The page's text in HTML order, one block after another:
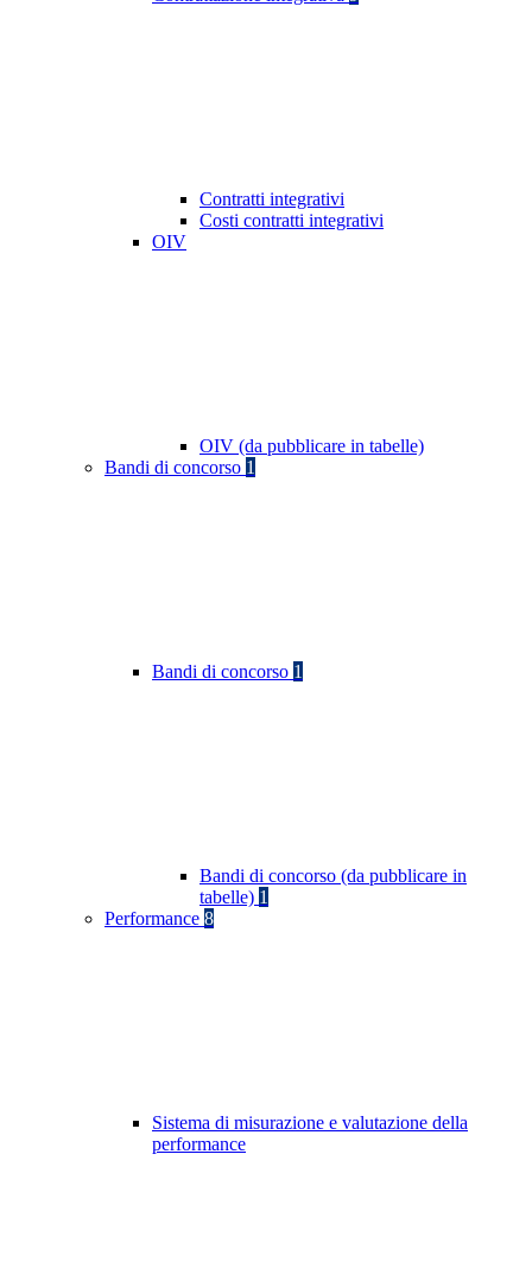
Contratti integrativi
Costi contratti integrativi
OIV
OIV (da pubblicare in tabelle)
Bandi di concorso 1
Bandi di concorso 1
Bandi di concorso (da pubblicare in
tabelle) 1
Performance 8
Sistema di misurazione e valutazione della
performance